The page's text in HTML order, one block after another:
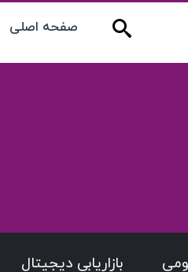
صفحه اصلی
بازاریابی دیجیتال